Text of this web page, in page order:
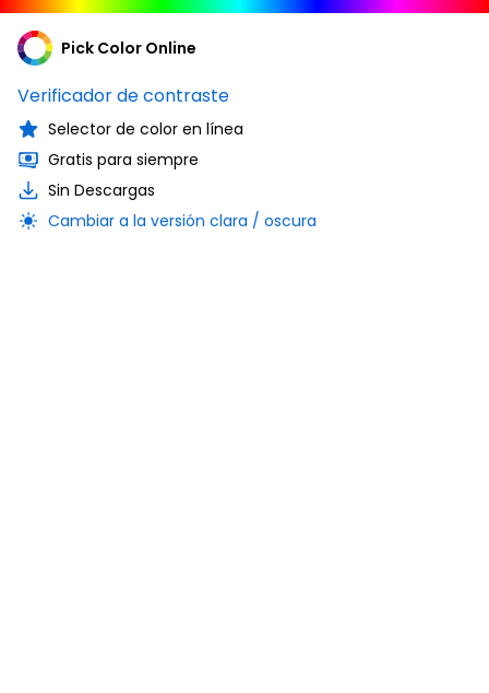
Pick Color Online
Verificador de contraste
Selector de color en línea
Gratis para siempre
Sin Descargas
Cambiar a la versión clara / oscura